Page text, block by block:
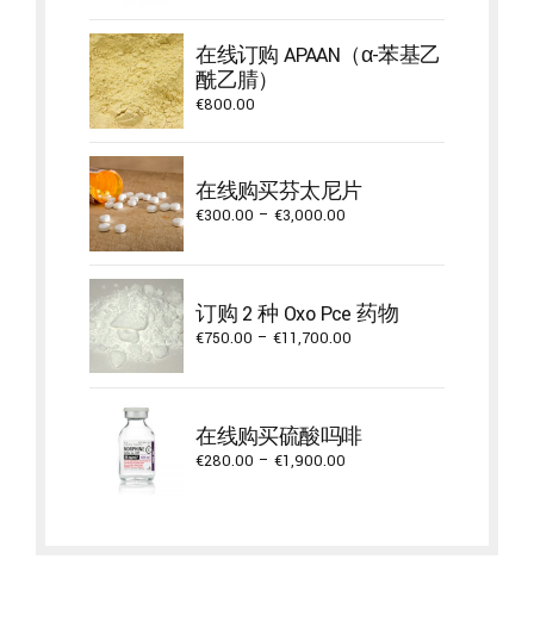
在线订购 APAAN（α-苯基乙
酰乙腈）
€800.00
在线购买芬太尼片
€300.00 – €3,000.00
€3,000.00
订购 2 种 Oxo Pce 药物
€750.00 – €11,700.00
€11,700.00
在线购买硫酸吗啡
€280.00 – €1,900.00